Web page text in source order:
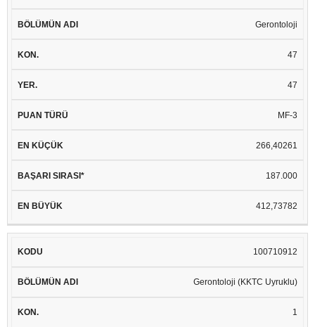
Gerontoloji
47
47
MF-3
266,40261
187.000
412,73782
100710912
Gerontoloji (KKTC Uyruklu)
1